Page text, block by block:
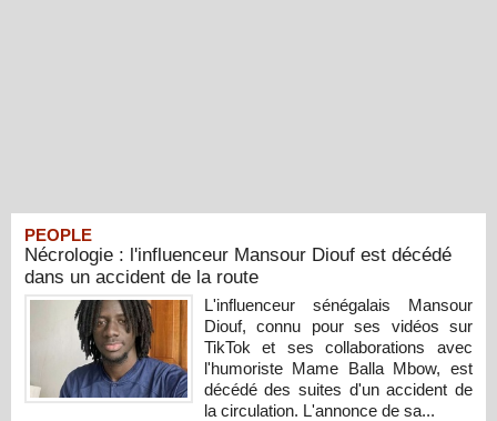
PEOPLE
Nécrologie : l'influenceur Mansour Diouf est décédé
dans un accident de la route
L'influenceur sénégalais Mansour
Diouf, connu pour ses vidéos sur
TikTok et ses collaborations avec
l'humoriste Mame Balla Mbow, est
décédé des suites d'un accident de
la circulation. L'annonce de sa...